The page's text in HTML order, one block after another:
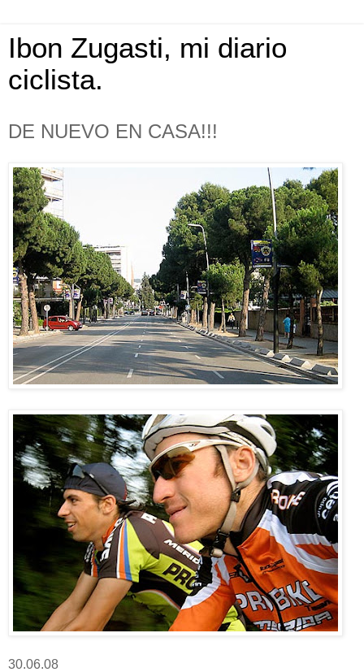
Ibon Zugasti, mi diario
ciclista.
DE NUEVO EN CASA!!!
30.06.08